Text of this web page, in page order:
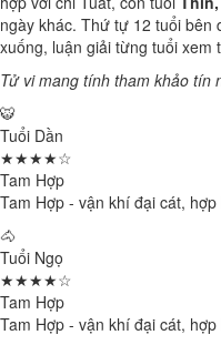
ngày khác. Thứ tự 12 tuổi bên
xuống, luận giải từng tuổi xem
Tử vi mang tính tham khảo tín
🐯
Tuổi Dần
★★★★☆
Tam Hợp
Tam Hợp - vận khí đại cát,
🐴
Tuổi Ngọ
★★★★☆
Tam Hợp
Tam Hợp - vận khí đại cát,